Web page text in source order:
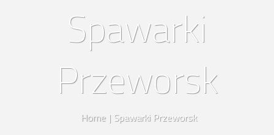
Spawarki
Przeworsk
Home | Spawarki Przeworsk